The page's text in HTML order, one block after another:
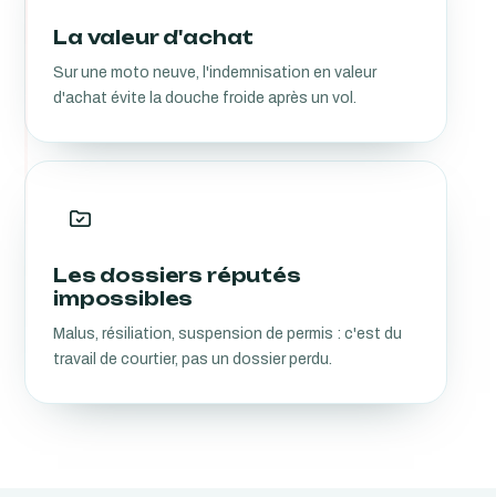
La valeur d'achat
Sur une moto neuve, l'indemnisation en valeur
d'achat évite la douche froide après un vol.
Les dossiers réputés
impossibles
Malus, résiliation, suspension de permis : c'est du
travail de courtier, pas un dossier perdu.